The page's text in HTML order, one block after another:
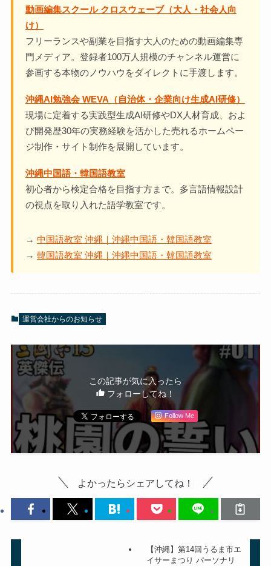
動画編集スクール クロスウェーブ（大人・社会人向
け）
フリーランスや副業を目指す大人のための動画編集専
門メディア。登録者100万人規模のチャンネル運営に
参画する本物のノウハウをダイレクトに手渡します。
沖縄AI勉強会 WEVA（自治体・企業向け生成AI研修）
現場に定着する実践型生成AI研修やDX人材育成、およ
び開発歴30年の実務経験を活かした売れるホームペー
ジ制作・サイト制作を展開しています。
沖縄中国語・韓国語教室
初心者から検定合格を目指す方まで。多言語情報設計
の視点を取り入れた語学教室です。
→ 中国語教室 沖縄｜沖縄中国語・韓国語教室
→ 韓国語教室 沖縄｜沖縄中国語・韓国語教室
運営会社からのお知らせ
この記事が気に入ったら
フォローしてね！
Follow Me
よかったらシェアしてね！
【沖縄】第14回うるま市エ
イサーまつり パーソナリ